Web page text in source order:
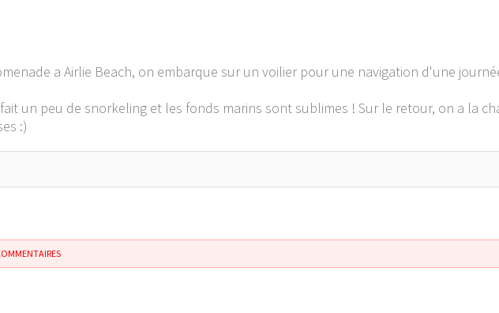
a Airlie Beach, on embarque sur un voilier pour une navigation d'une
un peu de snorkeling et les fonds marins sont sublimes ! Sur le retour, on a la
:)